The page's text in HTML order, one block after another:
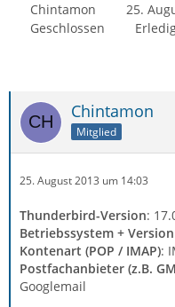
Chintamon
25.
Geschlossen
Chintamon
Mitglied
25. August 2013 um 14:03
Thunderbird-Version:
Betriebssystem + Version
Kontenart (POP / IMAP):
Postfachanbieter (z.B.
Googlemail